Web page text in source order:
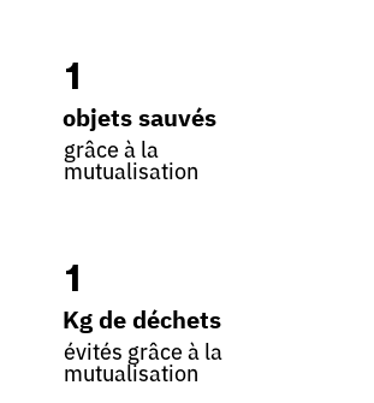
1
objets sauvés
grâce à la
mutualisation
1
Kg de déchets
évités grâce à la
mutualisation